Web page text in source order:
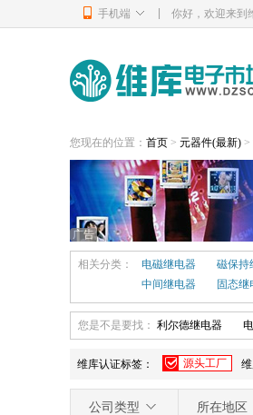
手机端 你好，欢迎来到
您现在的位置： 首页 > 元器件(最新) >
广告
相关分类： 电磁继电器 磁保持
中间继电器
固态继
您是不是要找： 利尔德继电器
维库认证标签： 源头工厂
公司类型 所在地区